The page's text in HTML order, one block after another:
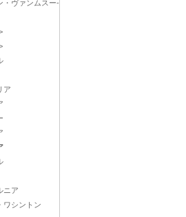
・ヴァンムスー-
ア
ニア
ワシントン